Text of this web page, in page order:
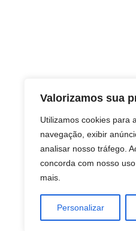
Valorizamos sua
Utilizamos cookies para
navegação, exibir
analisar nosso tráfego.
concorda com nosso
mais.
Personalizar